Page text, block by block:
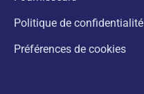
Politique de confidentialité
Préférences de cookies